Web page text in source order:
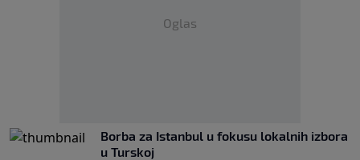
Oglas
Borba za Istanbul u fokusu lokalnih izbora
u Turskoj